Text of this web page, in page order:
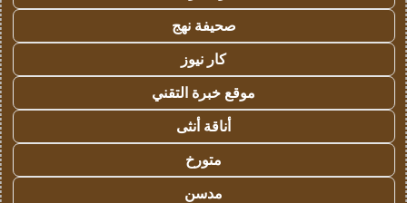
صحيفة نهج
كار نيوز
موقع خبرة التقني
أناقة أنثى
متورخ
مدسن